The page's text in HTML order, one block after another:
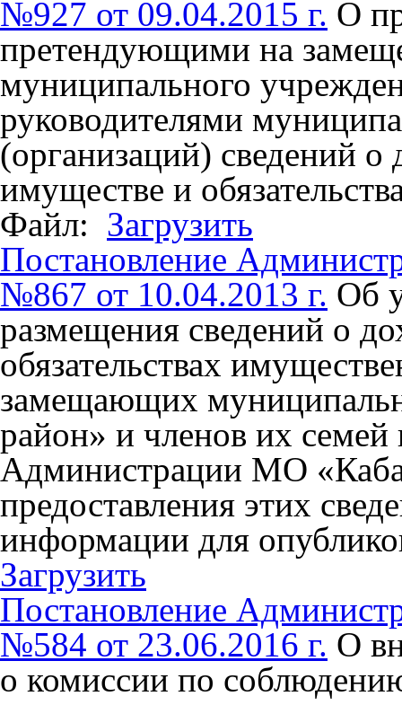
№927 от 09.04.2015 г. О
претендующими на
муниципального
руководителями
(организаций) сведений о
имуществе и
Файл: Загрузить
Постановление
№867 от 10.04.2013 г. Об
размещения сведений о
обязательствах
замещающих
район» и членов их
Администрации МО
предоставления этих
информации для
Загрузить
Постановление
№584 от 23.06.2016 г. О
о комиссии по